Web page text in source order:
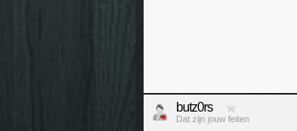
butz0rs
Dat zijn jouw feiten